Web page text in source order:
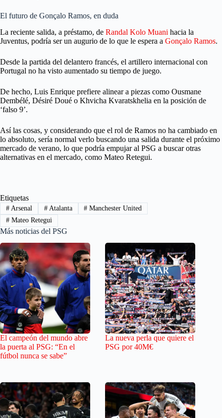
El futuro de Gonçalo Ramos, en duda
La reciente salida, a préstamo, de Randal Kolo Muani hacia la
Juventus, podría ser un augurio de lo que le espera a Gonçalo Ramos.
Desde la partida del delantero francés, el artillero internacional con
Portugal no ha visto aumentado su tiempo de juego.
De hecho, Luis Enrique prefiere alinear a piezas como Ousmane
Dembélé, Désiré Doué o Khvicha Kvaratskhelia en la posición de
‘falso 9’.
Así las cosas, y considerando que el rol de Ramos no ha cambiado en
lo absoluto, sería normal verlo buscando una salida durante el próximo
mercado de verano, lo que podría empujar al PSG a buscar otras
alternativas en el mercado, como Mateo Retegui.
Etiquetas
#Arsenal #Atalanta # Manchester United
#Mateo Retegui
Más noticias del PSG
El campeón del mundo abre
la puerta al PSG: “En el
fútbol nunca se sabe”
La nueva perla que quiere el
PSG por 40M€